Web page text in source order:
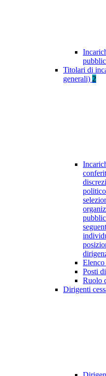
Titolari di
generali) 2
Posti
Ruolo
Dirigenti